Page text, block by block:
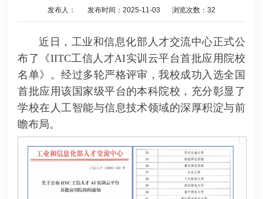
发布人： 发布时间：2025-11-03 浏览次数： 32
近日，工业和信息化部人才交流中心正式公
布了《IITC工信人才AI实训云平台首批应用院校
名单》。经过多轮严格评审，我校成功入选全国
首批应用该国家级平台的本科院校，充分彰显了
学校在人工智能与信息技术领域的深厚积淀与前
瞻布局。